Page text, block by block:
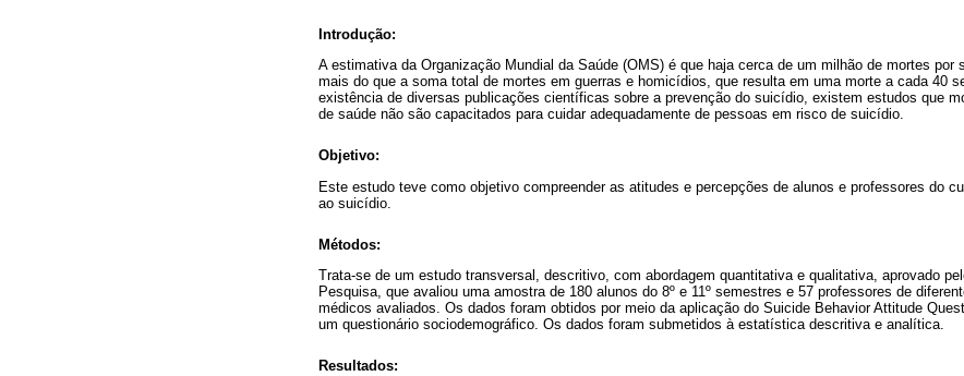
Introdução:
A estimativa da Organização Mundial da Saúde (OMS) é que haja cerca de um milhão de mortes por
mais do que a soma total de mortes em guerras e homicídios, que resulta em uma morte a cada 40
existência de diversas publicações científicas sobre a prevenção do suicídio, existem estudos que
de saúde não são capacitados para cuidar adequadamente de pessoas em risco de suicídio.
Objetivo:
Este estudo teve como objetivo compreender as atitudes e percepções de alunos e professores do
ao suicídio.
Métodos:
Trata-se de um estudo transversal, descritivo, com abordagem quantitativa e qualitativa, aprovado
Pesquisa, que avaliou uma amostra de 180 alunos do 8º e 11º semestres e 57 professores de
médicos avaliados. Os dados foram obtidos por meio da aplicação do Suicide Behavior Attitude
um questionário sociodemográfico. Os dados foram submetidos à estatística descritiva e analítica.
Resultados: